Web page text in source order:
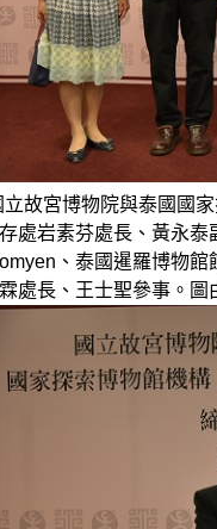
立故宮博物院與泰國國
處岩素芬處長、黃永泰
、泰國暹羅博物
處長、王士聖參事。圖